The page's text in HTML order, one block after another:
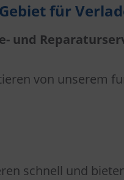
für
und
von unserem
schnell und